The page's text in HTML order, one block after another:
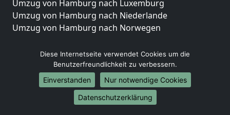
Umzug von Hamburg nach Luxemburg
Umzug von Hamburg nach Niederlande
Umzug von Hamburg nach Norwegen
Umzüge-Deutschlandweit
Umzug von Hamburg nach Berlin
Umzug von Hamburg nach Hamburg
Umzug von Hamburg nach München
Umzug von Hamburg nach Köln
Diese Internetseite verwendet Cookies um die
Benutzerfreundlichkeit zu verbessern.
Einverstanden
Nur notwendige Cookies
Datenschutzerklärung